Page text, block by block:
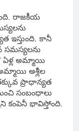
రాజకీయ
ఇస్తుంది. కానీ
సమస్యలను
ఏళ్ల అమ్మాయి
అశ్లీల
ప్రాధాన్యత
సంబంధాలు
కంపెనీ భావిస్తోంది.